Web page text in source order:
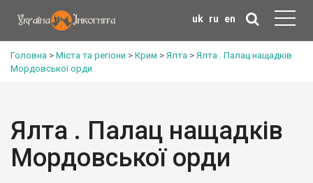
uk ru en
Головна > Міста та регіони > Крим > Ялта > Ялта . Палац нащадків
Мордовської орди
Ялта . Палац нащадків
Мордовської орди